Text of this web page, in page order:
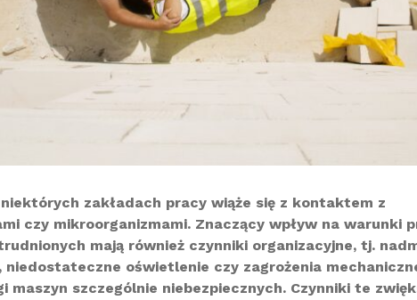
zakładach pracy wiąże się z kontaktem z
czy mikroorganizmami. Znaczący wpływ na warunki
mają również czynniki organizacyjne, tj.
niedostateczne oświetlenie czy zagrożenia
maszyn szczególnie niebezpiecznych. Czynniki te